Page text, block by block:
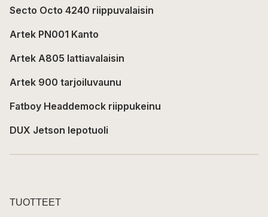
Secto Octo 4240 riippuvalaisin
Artek PN001 Kanto
Artek A805 lattiavalaisin
Artek 900 tarjoiluvaunu
Fatboy Headdemock riippukeinu
DUX Jetson lepotuoli
TUOTTEET